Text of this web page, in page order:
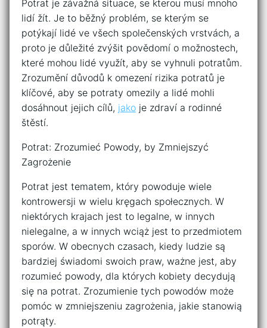
Potrat je závažná situace, se kterou musí mnoho
lidí žít. Je to běžný problém, se kterým se
potýkají lidé ve všech společenských vrstvách, a
proto je důležité zvýšit povědomí o možnostech,
které mohou lidé využít, aby se vyhnuli potratům.
Zrozumění důvodů k omezení rizika potratů je
klíčové, aby se potraty omezily a lidé mohli
dosáhnout jejich cílů, jako je zdraví a rodinné
štěstí.
Potrat: Zrozumieć Powody, by Zmniejszyć
Zagrożenie
Potrat jest tematem, który powoduje wiele
kontrowersji w wielu kręgach społecznych. W
niektórych krajach jest to legalne, w innych
nielegalne, a w innych wciąż jest to przedmiotem
sporów. W obecnych czasach, kiedy ludzie są
bardziej świadomi swoich praw, ważne jest, aby
rozumieć powody, dla których kobiety decydują
się na potrat. Zrozumienie tych powodów może
pomóc w zmniejszeniu zagrożenia, jakie stanowią
potrąty.